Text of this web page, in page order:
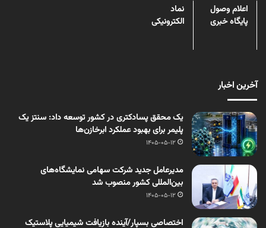
اعلام وصول
پایگاه خبری
نماد
الکترونیکی
آخرین اخبار
یک محقق پسادکتری در کشور توسعه داد: سنتز یک
پلیمر برای بهبود عملکرد ابرخازن‌ها
1405-05-12
مدیرعامل جدید شرکت سهامی نمایشگاه‌های
بین‌المللی کشور منصوب شد
1405-05-12
اختصاصی بسپار/آینده بازیافت شیمیایی پلاستیک